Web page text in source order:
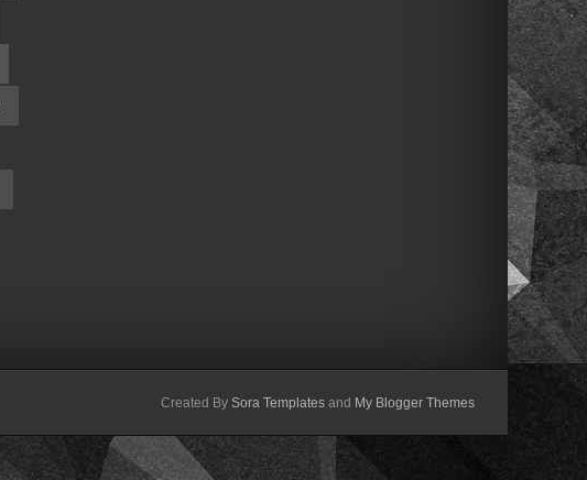
Created By Sora Templates and My Blogger Themes